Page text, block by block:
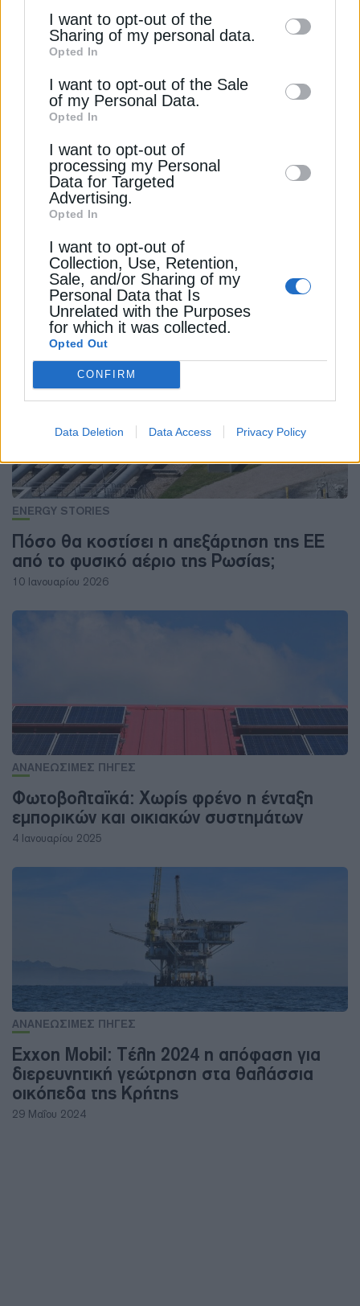
information by third parties on the IAB’s list
of downstream participants. This
information may also be disclosed by us to
third parties on theIAB’s List of
Downstream Participants
disclose it to other third parties.
I want to opt-out of the
Sharing of my personal data.
Opted In
I want to opt-out of the Sale
of my Personal Data.
Opted In
I want to opt-out of
processing my Personal
Data for Targeted
Advertising.
Opted In
I want to opt-out of
Collection, Use, Retention,
Sale, and/or Sharing of my
Personal Data that Is
Unrelated with the Purposes
for which it was collected.
Opted Out
CONFIRM
Data Deletion Data Access Privacy Policy
Σεπτέμβριο
ΔΕΗ: Χτίζει δίκτυο ενεργειακών υπηρεσιών πάνω
Energean: Ξεκίνησε η επιβεβαιωτική γεώτρηση
στο Μαρόκο
ΕΝΕΡΓΕΙΑΚΗ ΚΡΙΣΗ ΕΥΡΩΠΗ ΞΗΡΑΣΙΑ
ΥΔΡΟΗΛΕΚΤΡΙΚΗ ΕΝΕΡΓΕΙΑ
ΔΕΊΤΕ ΕΠΊΣΗΣ
ENERGY STORIES
Πόσο θα κοστίσει η απεξάρτηση της ΕΕ
από το φυσικό αέριο της Ρωσίας;
10 Ιανουαρίου 2026
ΑΝΑΝΕΩΣΙΜΕΣ ΠΗΓΕΣ
Φωτοβολταϊκά: Χωρίς φρένο η ένταξη
εμπορικών και οικιακών συστημάτων
4 Ιανουαρίου 2025
ΑΝΑΝΕΩΣΙΜΕΣ ΠΗΓΕΣ
Exxon Mobil: Τέλη 2024 η απόφαση για
διερευνητική γεώτρηση στα θαλάσσια
οικόπεδα της Κρήτης
29 Μαΐου 2024